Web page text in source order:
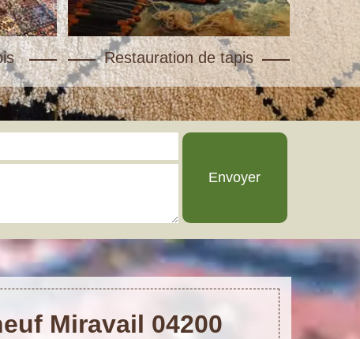
Restauration de tapis
Miravail 04200